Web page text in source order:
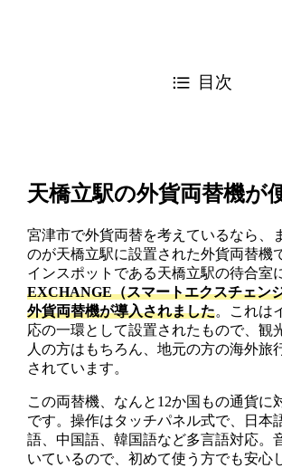
目次
天橋立駅の外貨両替機が
宮津市で外貨両替を考えているなら、
のが天橋立駅に設置された外貨両替機
インスポットである天橋立駅の待合室
EXCHANGE（スマートエクスチェン
外貨両替機が導入されました。これは
応の一環として設置されたもので、観
人の方はもちろん、地元の方の海外旅
されています。
この両替機、なんと12か国もの通貨に
です。操作はタッチパネル式で、日本
語、中国語、韓国語など多言語対応。
いているので、初めて使う方でも安心